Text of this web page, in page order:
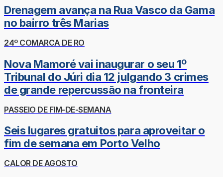
Drenagem avança na Rua Vasco da Gama
no bairro três Marias
24º COMARCA DE RO
Nova Mamoré vai inaugurar o seu 1º
Tribunal do Júri dia 12 julgando 3 crimes
de grande repercussão na fronteira
PASSEIO DE FIM-DE-SEMANA
Seis lugares gratuitos para aproveitar o
fim de semana em Porto Velho
CALOR DE AGOSTO